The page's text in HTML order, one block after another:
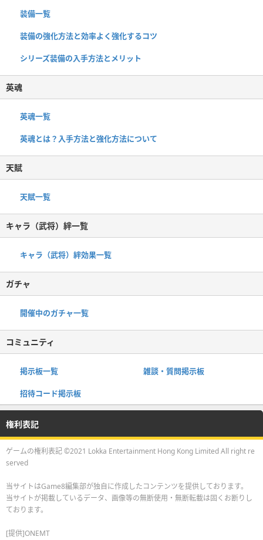
装備一覧
装備の強化方法と効率よく強化するコツ
シリーズ装備の入手方法とメリット
英魂
英魂一覧
英魂とは？入手方法と強化方法について
天賦
天賦一覧
キャラ（武将）絆一覧
キャラ（武将）絆効果一覧
ガチャ
開催中のガチャ一覧
コミュニティ
掲示板一覧 雑談・質問掲示板
招待コード掲示板
権利表記
ゲームの権利表記 ©2021 Lokka Entertainment Hong Kong Limited All right re
served
当サイトはGame8編集部が独自に作成したコンテンツを提供しております。
当サイトが掲載しているデータ、画像等の無断使用・無断転載は固くお断りし
ております。
[提供]ONEMT